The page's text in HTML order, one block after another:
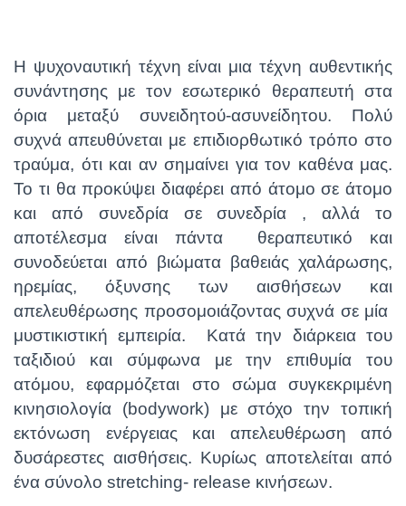
Η ψυχοναυτική τέχνη είναι μια τέχνη αυθεντικής
συνάντησης με τον εσωτερικό θεραπευτή στα
όρια μεταξύ συνειδητού-ασυνείδητου. Πολύ
συχνά απευθύνεται με επιδιορθωτικό τρόπο στο
τραύμα, ότι και αν σημαίνει για τον καθένα μας.
Το τι θα προκύψει διαφέρει από άτομο σε άτομο
και από συνεδρία σε συνεδρία , αλλά το
αποτέλεσμα είναι πάντα θεραπευτικό και
συνοδεύεται από βιώματα βαθειάς χαλάρωσης,
ηρεμίας, όξυνσης των αισθήσεων και
απελευθέρωσης προσομοιάζοντας συχνά σε μία
μυστικιστική εμπειρία. Κατά την διάρκεια του
ταξιδιού και σύμφωνα με την επιθυμία του
ατόμου, εφαρμόζεται στο σώμα συγκεκριμένη
κινησιολογία (bodywork) με στόχο την τοπική
εκτόνωση ενέργειας και απελευθέρωση από
δυσάρεστες αισθήσεις. Κυρίως αποτελείται από
ένα σύνολο stretching- release κινήσεων.